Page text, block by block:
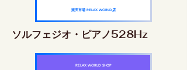
楽天市場 RELAX WORLD店
ソルフェジオ・ピアノ528Hz
RELAX WORLD SHOP